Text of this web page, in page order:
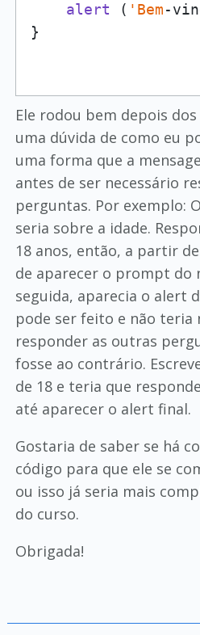
alert ( 'Bem-
Ele rodou bem depois
uma dúvida de como eu
uma forma que a
antes de ser necessário
perguntas. Por exemplo:
seria sobre a idade.
18 anos, então, a partir
de aparecer o prompt do
seguida, aparecia o alert
pode ser feito e não teria
responder as outras
fosse ao contrário.
de 18 e teria que
até aparecer o alert final.
Gostaria de saber se há
código para que ele se
ou isso já seria mais
do curso.
Obrigada!